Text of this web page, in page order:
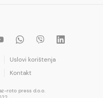
Uslovi korištenja
Kontakt
roto press d.o.o.